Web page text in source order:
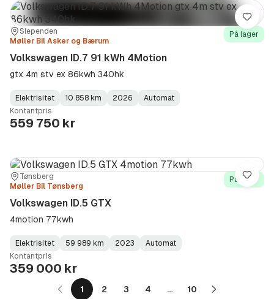
Sted:
Slependen
Forhandler:
Møller Bil Asker og Bærum
På lager
Volkswagen ID.7 91 kWh 4Motion
gtx 4m stv ex 86kwh 340hk
Fuel
Type:
Elektrisitet
Kilometerstand:
10 858 km
Model
Year:
2026
Gearbox
Type:
Automat
Kontantpris
559 750 kr
Lagre
Sted:Tønsberg
Forhandler:
Møller Bil Tønsberg
På lager
Volkswagen ID.5 GTX
4motion 77kwh
Fuel
Type:
Elektrisitet
Kilometerstand:
59 989 km
Model
Year:
2023
Gearbox
Type:
Automat
Kontantpris
359 000 kr
Lagre
1 2 3 4 … 10
Neste